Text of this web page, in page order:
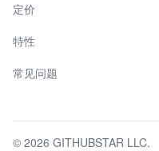
定价
特性
常见问题
© 2026 GITHUBSTAR LLC.